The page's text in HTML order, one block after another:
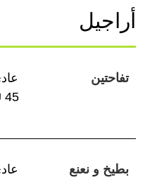
بطيخ و نعنع
تفاحتين
45 ₪
أراجيل